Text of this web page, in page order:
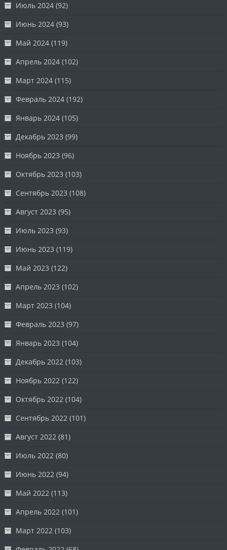
Июль 2024 (92)
Июнь 2024 (93)
Май 2024 (119)
Апрель 2024 (102)
Март 2024 (115)
Февраль 2024 (192)
Январь 2024 (105)
Декабрь 2023 (99)
Ноябрь 2023 (96)
Октябрь 2023 (103)
Сентябрь 2023 (108)
Август 2023 (95)
Июль 2023 (93)
Июнь 2023 (119)
Май 2023 (122)
Апрель 2023 (102)
Март 2023 (104)
Февраль 2023 (97)
Январь 2023 (104)
Декабрь 2022 (103)
Ноябрь 2022 (122)
Октябрь 2022 (104)
Сентябрь 2022 (101)
Август 2022 (81)
Июль 2022 (80)
Июнь 2022 (94)
Май 2022 (113)
Апрель 2022 (101)
Март 2022 (103)